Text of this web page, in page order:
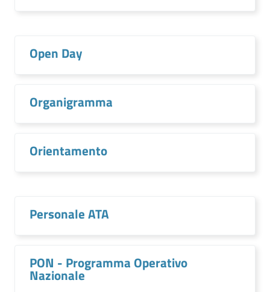
Open Day
Organigramma
Orientamento
Personale ATA
PON - Programma Operativo
Nazionale